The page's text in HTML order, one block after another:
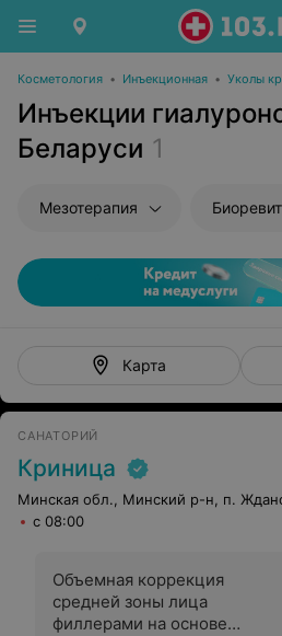
Косметология • Инъекционная • Уколы
Инъекции
Беларуси 1
Мезотерапия
Карта
САНАТОРИЙ
Криница
Минская обл., Минский р-н, п.
с 08:00
Объемная коррекция
средней зоны лица
филлерами на основе